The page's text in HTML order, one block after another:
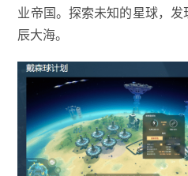
业帝国。探索未知的星球，
辰大海。